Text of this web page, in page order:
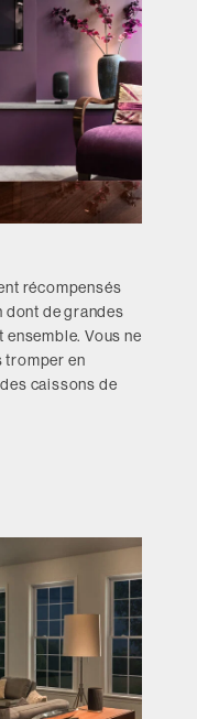
récompensés
dont de grandes
Vous ne
tromper en
caissons de